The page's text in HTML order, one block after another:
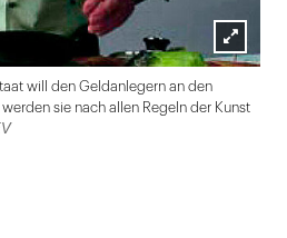
Lightbox
will den Geldanlegern an den
sie nach allen Regeln der Kunst